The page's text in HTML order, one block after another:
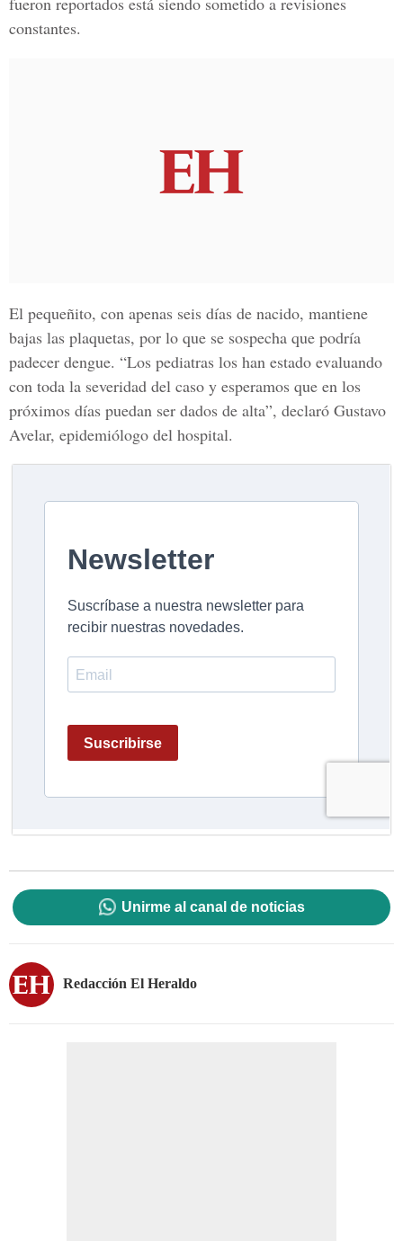
constantes.
El pequeñito, con apenas seis días de nacido, mantiene
bajas las plaquetas, por lo que se sospecha que podría
padecer dengue. “Los pediatras los han estado evaluando
con toda la severidad del caso y esperamos que en los
próximos días puedan ser dados de alta”, declaró Gustavo
Avelar, epidemiólogo del hospital.
Unirme al canal de noticias
Redacción El Heraldo